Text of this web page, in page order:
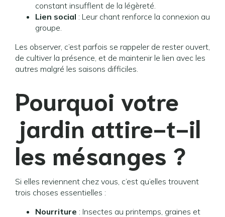
constant insufflent de la légèreté.
Lien social : Leur chant renforce la connexion au
groupe.
Les observer, c’est parfois se rappeler de rester ouvert,
de cultiver la présence, et de maintenir le lien avec les
autres malgré les saisons difficiles.
Pourquoi votre
jardin attire-t-il
les mésanges ?
Si elles reviennent chez vous, c’est qu’elles trouvent
trois choses essentielles :
Nourriture : Insectes au printemps, graines et